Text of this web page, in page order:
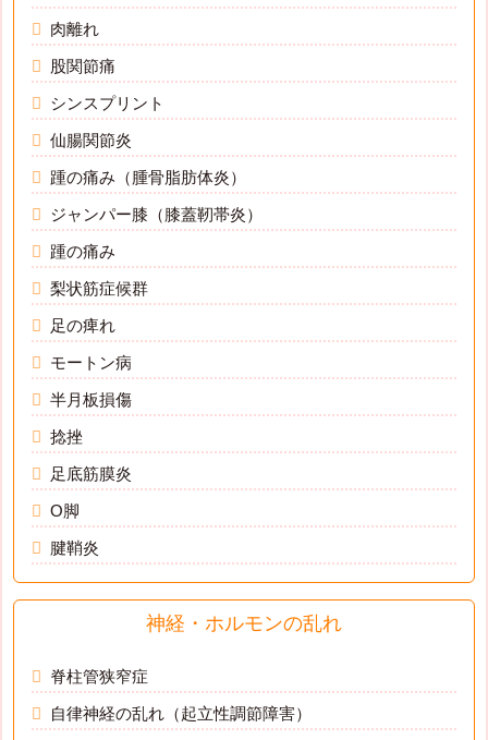
肉離れ
股関節痛
シンスプリント
仙腸関節炎
踵の痛み（腫骨脂肪体炎）
ジャンパー膝（膝蓋靭帯炎）
踵の痛み
梨状筋症候群
足の痺れ
モートン病
半月板損傷
捻挫
足底筋膜炎
O脚
腱鞘炎
神経・ホルモンの乱れ
脊柱管狭窄症
自律神経の乱れ（起立性調節障害）